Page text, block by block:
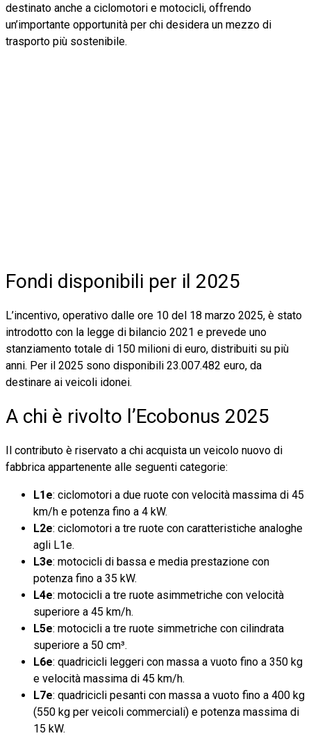
destinato anche a ciclomotori e motocicli, offrendo
un’importante opportunità per chi desidera un mezzo di
trasporto più sostenibile.
Fondi disponibili per il 2025
L’incentivo, operativo dalle ore 10 del 18 marzo 2025, è stato
introdotto con la legge di bilancio 2021 e prevede uno
stanziamento totale di 150 milioni di euro, distribuiti su più
anni. Per il 2025 sono disponibili 23.007.482 euro, da
destinare ai veicoli idonei.
A chi è rivolto l’Ecobonus 2025
Il contributo è riservato a chi acquista un veicolo nuovo di
fabbrica appartenente alle seguenti categorie:
L1e: ciclomotori a due ruote con velocità massima di 45
km/h e potenza fino a 4 kW.
L2e: ciclomotori a tre ruote con caratteristiche analoghe
agli L1e.
L3e: motocicli di bassa e media prestazione con
potenza fino a 35 kW.
L4e: motocicli a tre ruote asimmetriche con velocità
superiore a 45 km/h.
L5e: motocicli a tre ruote simmetriche con cilindrata
superiore a 50 cm³.
L6e: quadricicli leggeri con massa a vuoto fino a 350 kg
e velocità massima di 45 km/h.
L7e: quadricicli pesanti con massa a vuoto fino a 400 kg
(550 kg per veicoli commerciali) e potenza massima di
15 kW.